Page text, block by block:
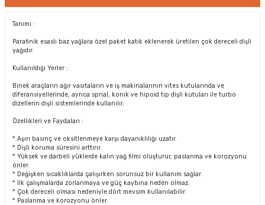
Tanımı :
Parafinik esaslı baz yağlara özel paket katık eklenerek üretilen çok dereceli dişli
yağıdır.
Kullanıldığı Yerler :
Binek araçların ağır vasıtaların ve iş makinalarının vites kutularında ve
diferansiyellerinde, ayrıca sprial, konik ve hipoid tip dişli kutuları ile turbo
dizellerin dişli sistemlerinde kullanılır.
Özellikleri ve Faydaları :
* Aşırı basınç ve oksitlenmeye karşı dayanıklılığı uzatır.
* Dişli koruma süresini arttırır.
* Yüksek ve darbeli yüklerde kalın yağ filmi oluşturur, paslanma ve korozyonu
önler.
* Değişken sıcaklıklarda çalışırken sorunsuz bir kullanım sağlar.
* İlk çalışmalarda zorlanmaya ve güç kaybına neden olmaz.
* Çok dereceli olması nedeniyle dört mevsim kullanılabilir.
* Paslanma ve korozyonu önler.